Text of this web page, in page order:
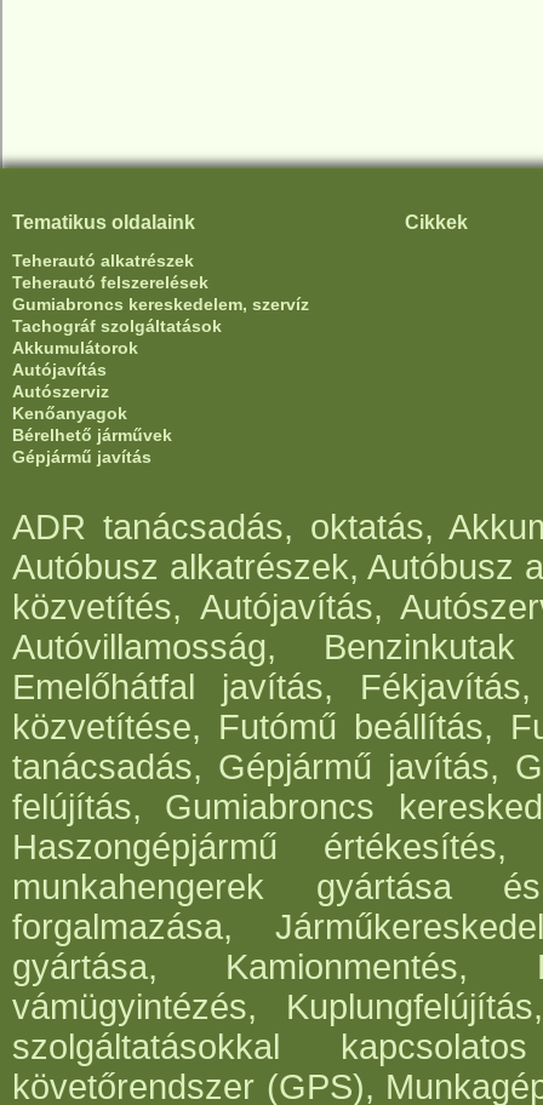
Tematikus oldalaink
Teherautó alkatrészek
Teherautó felszerelések
Gumiabroncs kereskedelem, szervíz
Tachográf szolgáltatások
Akkumulátorok
Autójavítás
Autószerviz
Kenőanyagok
Bérelhető járművek
Gépjármű javítás
Cikkek
ADR tanácsadás, oktatás,
Autóbusz alkatrészek, Autóbusz
közvetítés, Autójavítás,
Autóvillamosság,
Emelőhátfal javítás,
közvetítése, Futómű beállítás,
tanácsadás, Gépjármű javítás,
felújítás, Gumiabroncs
Haszongépjármű
munkahengerek gyártása
forgalmazása,
gyártása, Kamionmentés,
vámügyintézés,
szolgáltatásokkal
követőrendszer (GPS),